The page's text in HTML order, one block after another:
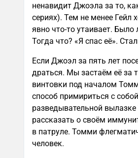
ненавидит Джоэла за то,
сериях). Тем не менее Гейл
явно что-то утаивает.
Тогда что? «Я спас её».
Если Джоэл за пять лет
драться. Мы застаём её за
винтовки под началом
способ примириться с
разведывательной
рассказать о своём
в патруле. Томми
человек.